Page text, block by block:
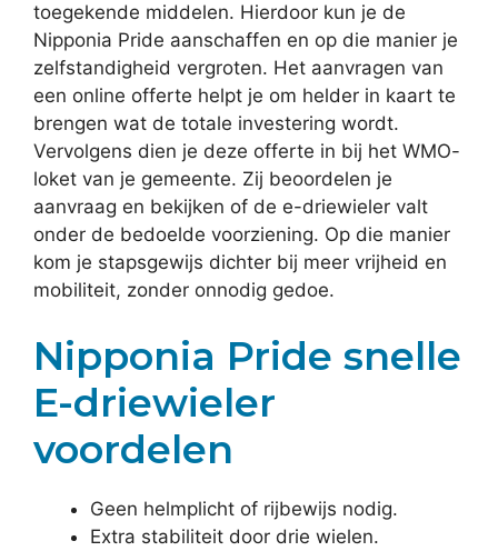
toegekende middelen. Hierdoor kun je de
Nipponia Pride aanschaffen en op die manier je
zelfstandigheid vergroten. Het aanvragen van
een online offerte helpt je om helder in kaart te
brengen wat de totale investering wordt.
Vervolgens dien je deze offerte in bij het WMO-
loket van je gemeente. Zij beoordelen je
aanvraag en bekijken of de e-driewieler valt
onder de bedoelde voorziening. Op die manier
kom je stapsgewijs dichter bij meer vrijheid en
mobiliteit, zonder onnodig gedoe.
Nipponia Pride snelle
E-driewieler
voordelen
Geen helmplicht of rijbewijs nodig.
Extra stabiliteit door drie wielen.